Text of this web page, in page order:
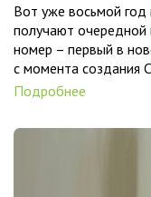
Вот уже восьмой
получают
номер – первый в
с момента создания
Подробнее